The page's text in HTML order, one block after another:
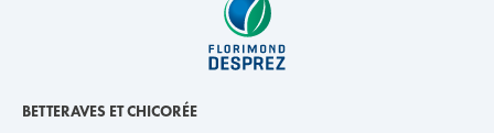
BETTERAVES ET CHICORÉE